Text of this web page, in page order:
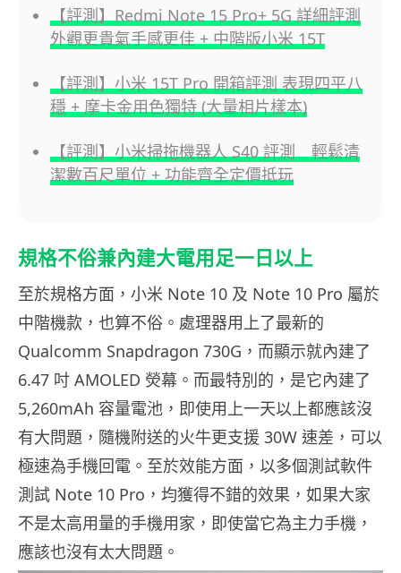
【評測】Redmi Note 15 Pro+ 5G 詳細評測
外觀更貴氣手感更佳 + 中階版小米 15T
【評測】小米 15T Pro 開箱評測 表現四平八
穩 + 摩卡金用色獨特 (大量相片樣本)
【評測】小米掃拖機器人 S40 評測 輕鬆清
潔數百尺單位 + 功能齊全定價抵玩
規格不俗兼內建大電用足一日以上
至於規格方面，小米 Note 10 及 Note 10 Pro 屬於
中階機款，也算不俗。處理器用上了最新的
Qualcomm Snapdragon 730G，而顯示就內建了
6.47 吋 AMOLED 熒幕。而最特別的，是它內建了
5,260mAh 容量電池，即使用上一天以上都應該沒
有大問題，隨機附送的火牛更支援 30W 速差，可以
極速為手機回電。至於效能方面，以多個測試軟件
測試 Note 10 Pro，均獲得不錯的效果，如果大家
不是太高用量的手機用家，即使當它為主力手機，
應該也沒有太大問題。